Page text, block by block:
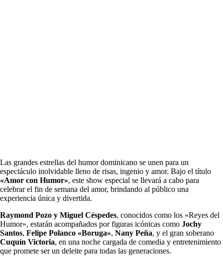
Las grandes estrellas del humor dominicano se unen para un
espectáculo inolvidable lleno de risas, ingenio y amor. Bajo el título
«Amor con Humor», este show especial se llevará a cabo para
celebrar el fin de semana del amor, brindando al público una
experiencia única y divertida.
Raymond Pozo y Miguel Céspedes, conocidos como los «Reyes del
Humor», estarán acompañados por figuras icónicas como Jochy
Santos, Felipe Polanco «Boruga», Nany Peña, y el gran soberano
Cuquín Victoria, en una noche cargada de comedia y entretenimiento
que promete ser un deleite para todas las generaciones.